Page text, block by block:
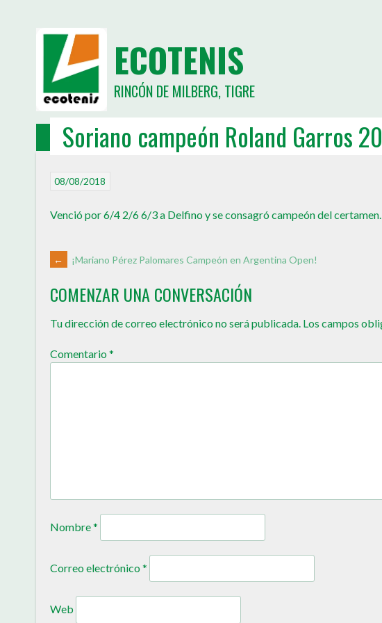
ECOTENIS
RINCÓN DE MILBERG, TIGRE
INICIO ESCUELITA NOTICIAS TORNEOS JUGADORES RANKINGS
Soriano campeón Roland Garros
08/08/2018
Venció por 6/4 2/6 6/3 a Delfino y se consagró campeón del certamen.
← ¡Mariano Pérez Palomares Campeón en Argentina Open!
COMENZAR UNA CONVERSACIÓN
Tu dirección de correo electrónico no será publicada. Los campos
Comentario*
Nombre*
Correo electrónico*
Web